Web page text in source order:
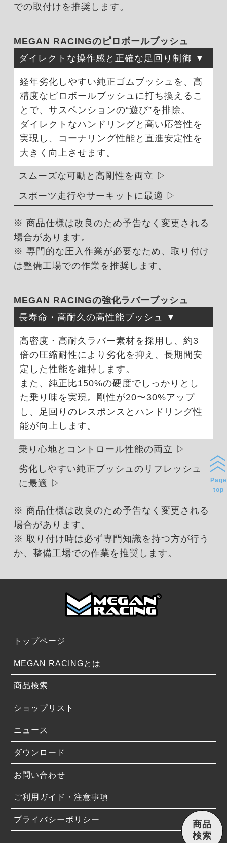
での取付けを推奨します。
MEGAN RACINGのピロボールブッシュ
ダイレクトな操作感と正確な足回り制御
経年劣化しやすい純正ゴムブッシュを、高
精度なピロボールブッシュに打ち換えるこ
とで、サスペンションの“遊び”を排除。
ダイレクトなハンドリングと高い応答性を
実現し、コーナリング性能と直進安定性を
大きく向上させます。
スムーズな可動と高剛性を両立
スポーツ走行やサーキットに最適
※ 商品仕様は改良のため予告なく変更される
場合があります。
※ 専門的な圧入作業が必要なため、取り付け
は整備工場での作業を推奨します。
MEGAN RACINGの強化ラバーブッシュ
長寿命・高耐久の高性能ブッシュ
高密度・高耐久ラバー素材を採用し、約3
倍の圧縮耐性により劣化を抑え、長期間安
定した性能を維持します。
また、純正比150%の硬度でしっかりとし
た乗り味を実現。剛性が20〜30%アップ
し、足回りのレスポンスとハンドリング性
能が向上します。
乗り心地とコントロール性能の両立
劣化しやすい純正ブッシュのリフレッシュ
に最適
※ 商品仕様は改良のため予告なく変更される
場合があります。
※ 取り付け時は必ず専門知識を持つ方が行う
か、整備工場での作業を推奨します。
トップページ
MEGAN RACINGとは
商品検索
ショップリスト
ニュース
ダウンロード
お問い合わせ
ご利用ガイド・注意事項
プライバシーポリシー
Page
top
商品
検索